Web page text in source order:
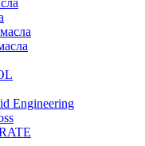
Engineering